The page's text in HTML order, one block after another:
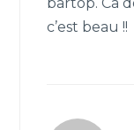
c’est beau !!